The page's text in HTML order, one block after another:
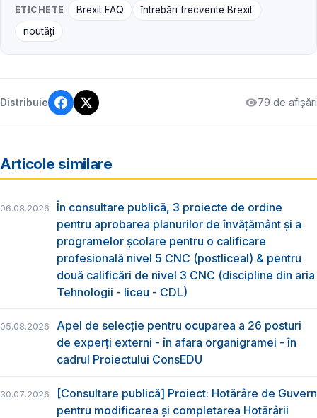
ETICHETE Brexit FAQ
întrebări frecvente Brexit
noutăți
Distribuie 79 de afișări
Articole similare
06.08.2026
În consultare publică, 3 proiecte de ordine
pentru aprobarea planurilor de învățământ și a
programelor școlare pentru o calificare
profesională nivel 5 CNC (postliceal) & pentru
două calificări de nivel 3 CNC (discipline din aria
Tehnologii - liceu - CDL)
05.08.2026
Apel de selecție pentru ocuparea a 26 posturi
de experți externi - în afara organigramei - în
cadrul Proiectului ConsEDU
30.07.2026
[Consultare publică] Proiect: Hotărâre de Guvern
pentru modificarea și completarea Hotărârii